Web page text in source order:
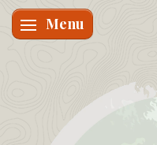
Skifte navigation
Menu